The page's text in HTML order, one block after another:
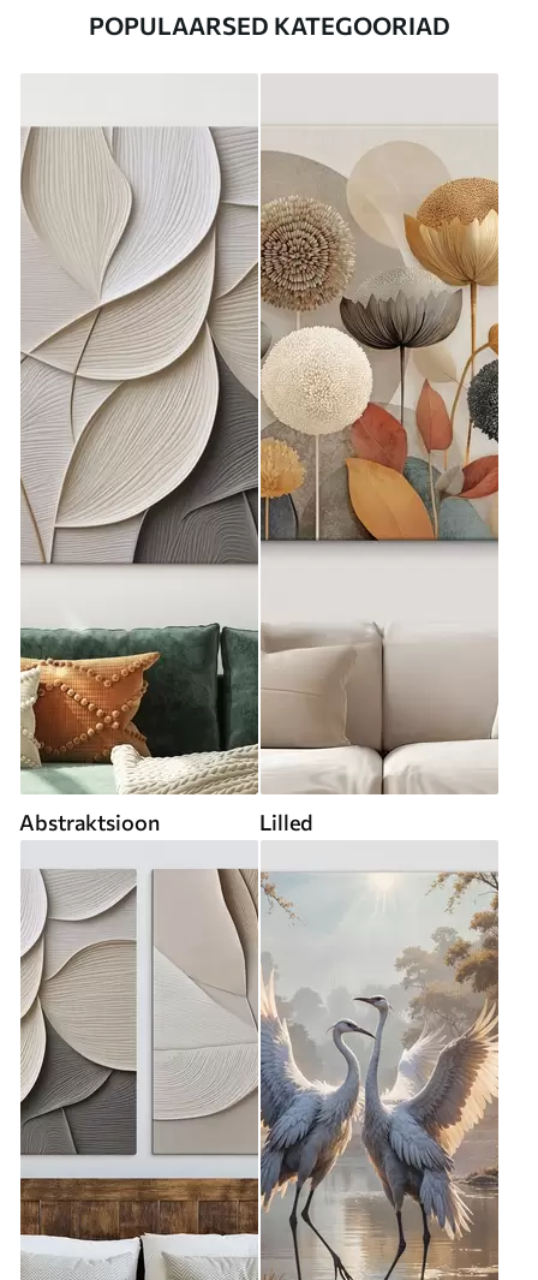
POPULAARSED KATEGOORIAD
Abstraktsioon Lilled